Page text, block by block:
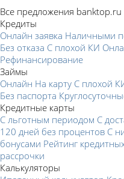
Все предложения banktop.ru
Кредиты
Онлайн заявка Наличными
Без отказа С плохой КИ
Рефинансирование
Займы
Онлайн На карту С плохой
Без паспорта
Кредитные карты
С льготным периодом С
120 дней без процентов С
бонусами Рейтинг
рассрочки
Калькуляторы